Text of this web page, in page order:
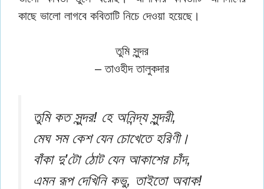
কাছে ভালো লাগবে কবিতাটি নিচে দেওয়া হয়েছে।
তুমি সুন্দর
– তাওহীদ তালুকদার
তুমি কত সুন্দর! হে অনিন্দ্য সুন্দরী,
মেঘ সম কেশ যেন চোখেতে হরিণী।
বাঁকা দু’টো ঠোট যেন আকাশের চাঁদ,
এমন রূপ দেখিনি কভু, তাইতো অবাক!